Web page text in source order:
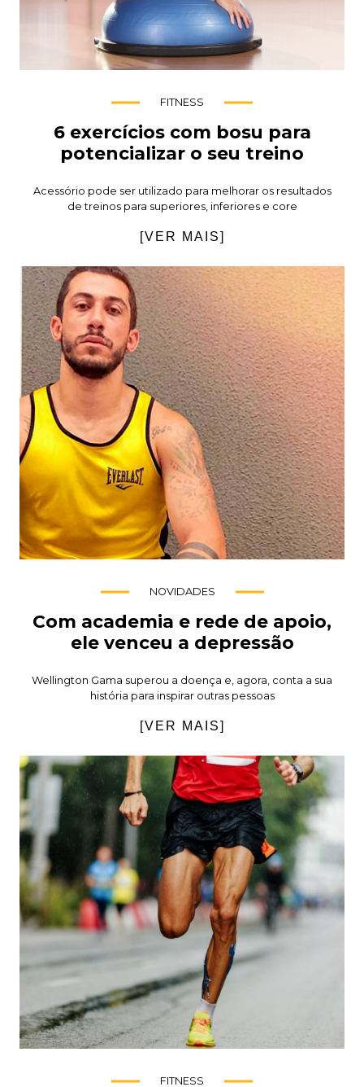
FITNESS
6 exercícios com bosu para
potencializar o seu treino
Acessório pode ser utilizado para melhorar os resultados
de treinos para superiores, inferiores e core
[VER MAIS]
NOVIDADES
Com academia e rede de apoio,
ele venceu a depressão
Wellington Gama superou a doença e, agora, conta a sua
história para inspirar outras pessoas
[VER MAIS]
FITNESS